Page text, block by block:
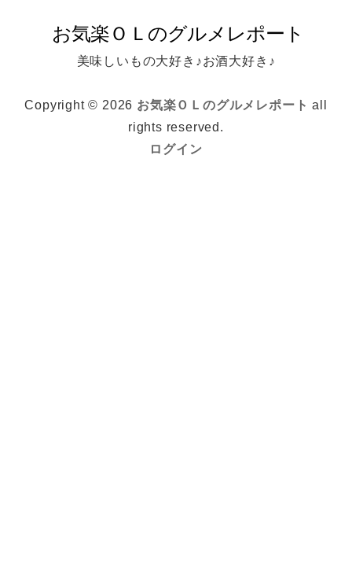
美味しいもの大好き♪お酒大好き♪
Copyright © 2026 お気楽ＯＬのグルメレポート all
rights reserved.
ログイン